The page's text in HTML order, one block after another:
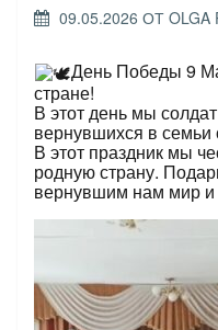
ОПУБЛИКОВАНО
09.05.2026 ОТ OLGA
День Победы 9
стране!
В этот день мы
вернувшихся в семьи
В этот праздник мы
родную страну.
вернувшим нам мир и